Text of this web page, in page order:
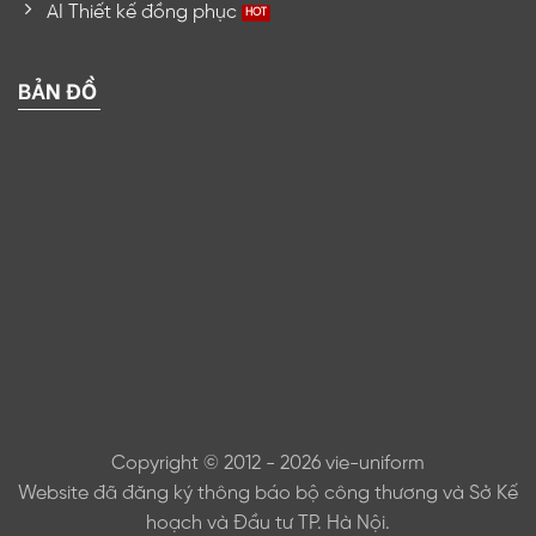
AI Thiết kế đồng phục
BẢN ĐỒ
Copyright © 2012 - 2026 vie-uniform
Website đã đăng ký thông báo bộ công thương và Sở Kế
hoạch và Đầu tư TP. Hà Nội.